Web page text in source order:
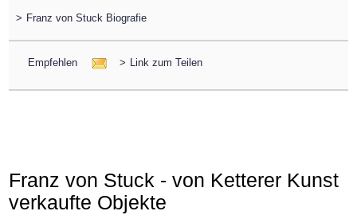
> Franz von Stuck Biografie
Empfehlen > Link zum Teilen
Franz von Stuck - von Ketterer Kunst
verkaufte Objekte